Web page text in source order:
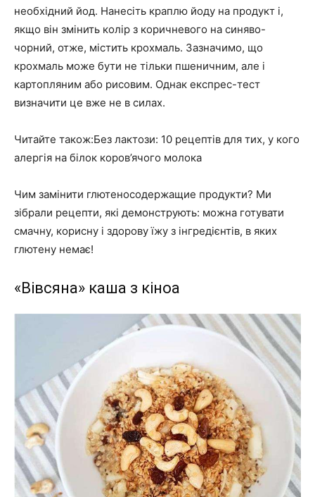
необхідний йод. Нанесіть краплю йоду на продукт і,
якщо він змінить колір з коричневого на синяво-
чорний, отже, містить крохмаль. Зазначимо, що
крохмаль може бути не тільки пшеничним, але і
картопляним або рисовим. Однак експрес-тест
визначити це вже не в силах.
Читайте також:Без лактози: 10 рецептів для тих, у кого
алергія на білок коров’ячого молока
Чим замінити глютеносодержащие продукти? Ми
зібрали рецепти, які демонструють: можна готувати
смачну, корисну і здорову їжу з інгредієнтів, в яких
глютену немає!
«Вівсяна» каша з кіноа